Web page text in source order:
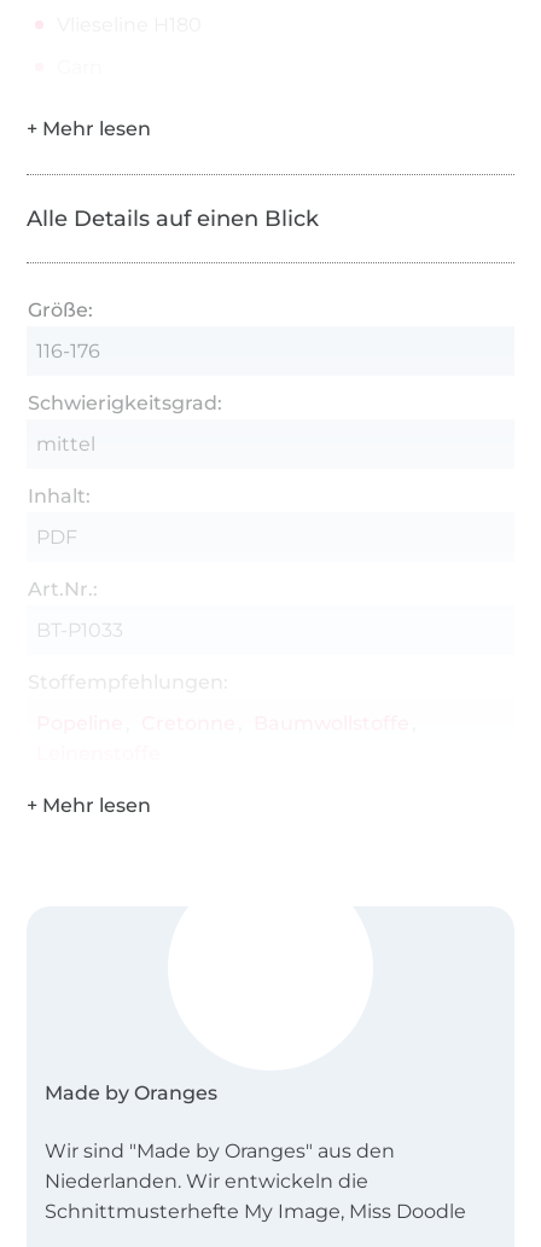
Alle Details auf einen Blick
Größe:
116-176
Schwierigkeitsgrad:
mittel
Inhalt:
PDF
Art.Nr.:
BT-P1033
Stoffempfehlungen:
Made by Oranges
Wir sind "Made by Oranges" aus den
Niederlanden. Wir entwickeln die
Schnittmusterhefte My Image, Miss Doodle